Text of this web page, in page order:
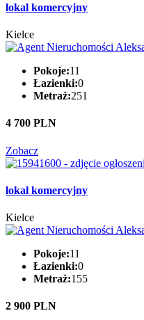
lokal komercyjny
Kielce
Pokoje:11
Łazienki:0
Metraż:251
4 700 PLN
Zobacz
lokal komercyjny
Kielce
Pokoje:11
Łazienki:0
Metraż:155
2 900 PLN